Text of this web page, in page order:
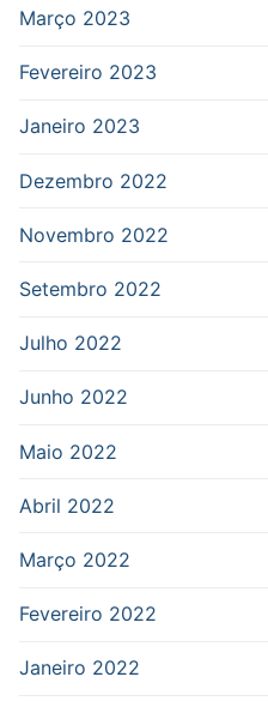
Março 2023
Fevereiro 2023
Janeiro 2023
Dezembro 2022
Novembro 2022
Setembro 2022
Julho 2022
Junho 2022
Maio 2022
Abril 2022
Março 2022
Fevereiro 2022
Janeiro 2022